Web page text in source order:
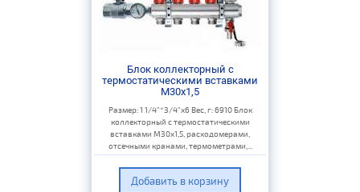
Блок коллекторный с
термостатическими вставками
M30x1,5
Размер: 1 1/4"*3/4"х6 Вес, г: 6910 Блок
коллекторный с термостатическими
вставками M30x1,5, расходомерами,
отсечными кранами, термометрами,...